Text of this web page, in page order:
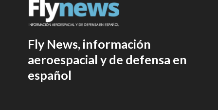
Fly News, información
aeroespacial y de defensa en
español